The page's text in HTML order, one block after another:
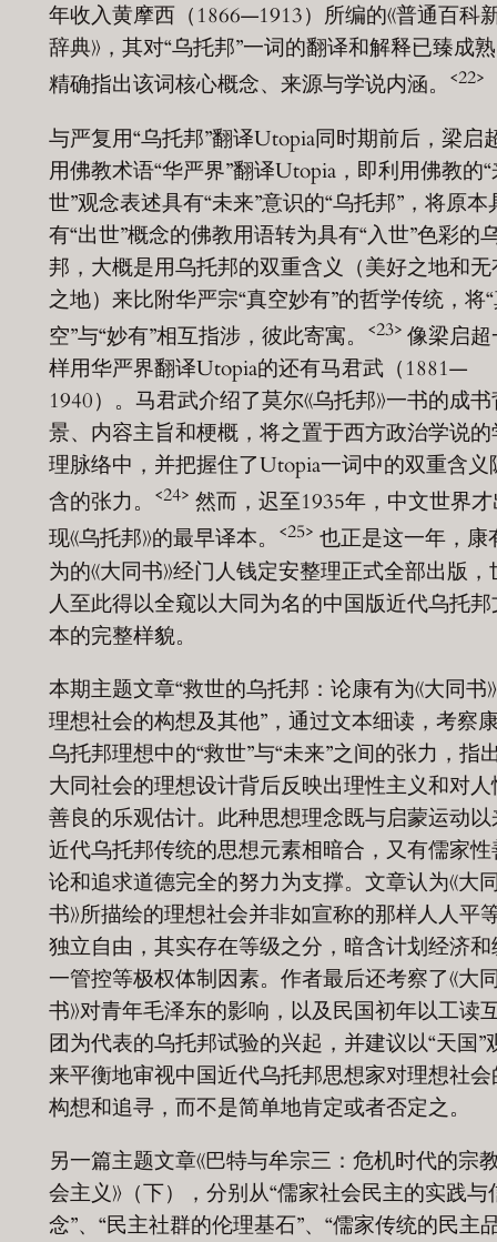
年收入黄摩西（1866—1913）所编的《普通百科
辞典》，其对“乌托邦”一词的翻译和解释已臻成
精确指出该词核心概念、来源与学说内涵。
<22>
与严复用“乌托邦”翻译Utopia同时期前后，梁启
用佛教术语“华严界”翻译Utopia，即利用佛教的
世”观念表述具有“未来”意识的“乌托邦”，将原本
有“出世”概念的佛教用语转为具有“入世”色彩的
邦，大概是用乌托邦的双重含义（美好之地和无
之地）来比附华严宗“真空妙有”的哲学传统，将
空”与“妙有”相互指涉，彼此寄寓。
<23> 像梁启超
样用华严界翻译Utopia的还有马君武（1881—
1940）。马君武介绍了莫尔《乌托邦》一书的成
景、内容主旨和梗概，将之置于西方政治学说的
理脉络中，并把握住了Utopia一词中的双重含义
含的张力。
<24> 然而，迟至1935年，中文世界
现《乌托邦》的最早译本。
<25> 也正是这一年，康
为的《大同书》经门人钱定安整理正式全部出版，
人至此得以全窥以大同为名的中国版近代乌托邦
本的完整样貌。
本期主题文章“救世的乌托邦：论康有为《大同书
理想社会的构想及其他”，通过文本细读，考察
乌托邦理想中的“救世”与“未来”之间的张力，指
大同社会的理想设计背后反映出理性主义和对人
善良的乐观估计。此种思想理念既与启蒙运动以
近代乌托邦传统的思想元素相暗合，又有儒家性
论和追求道德完全的努力为支撑。文章认为《大
书》所描绘的理想社会并非如宣称的那样人人平
独立自由，其实存在等级之分，暗含计划经济和
一管控等极权体制因素。作者最后还考察了《大
书》对青年毛泽东的影响，以及民国初年以工读
团为代表的乌托邦试验的兴起，并建议以“天国”
来平衡地审视中国近代乌托邦思想家对理想社会
构想和追寻，而不是简单地肯定或者否定之。
另一篇主题文章《巴特与牟宗三：危机时代的宗
会主义》（下），分别从“儒家社会民主的实践与
念”、“民主社群的伦理基石”、“儒家传统的民主